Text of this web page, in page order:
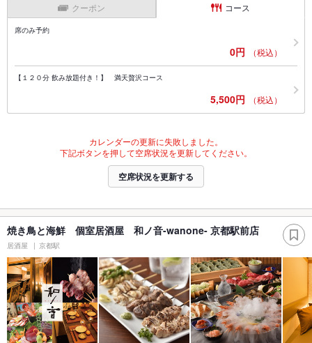
クーポン コース
席のみ予約
0円 （税込）
【１２０分 飲み放題付き！】 満天贅沢コース
5,500円 （税込）
カレンダーの更新に失敗しました。
下記ボタンを押して空席状況を更新してください。
空席状況を更新する
焼き鳥と海鮮 個室居酒屋 和ノ音-wanone- 京都駅前店
居酒屋 京都駅